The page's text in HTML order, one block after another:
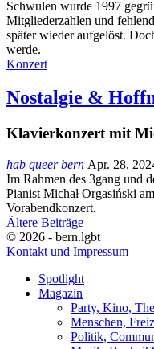
Schwulen wurde 1997
Mitgliederzahlen und
später wieder aufgelöst.
werde.
Konzert
Nostalgie &
Klavierkonzert mit
hab queer bern Apr. 28,
Im Rahmen des 3gang und
Pianist Michał Orgasiński
Vorabendkonzert.
Ältere Beiträge
© 2026 - bern.lgbt
Kontakt und Impressum
Spotlight
Magazin
Party, Kino,
Menschen,
Politik,